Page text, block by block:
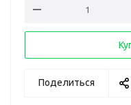
Поделиться